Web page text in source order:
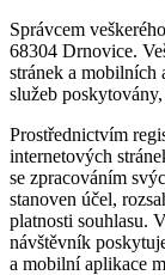
Správcem
68304 Drnovice.
stránek a mobilních
služeb
Prostřednictvím
internetových
se zpracováním
stanoven účel,
platnosti souhlasu.
návštěvník
a mobilní aplikace